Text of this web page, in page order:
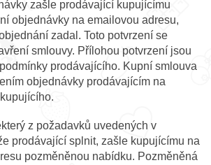
zašle prodávající kupujícímu
objednávky na emailovou adresu,
zadal. Toto potvrzení se
smlouvy. Přílohou potvrzení jsou
prodávajícího. Kupní smlouva
objednávky prodávajícím na
z požadavků uvedených v
prodávající splnit, zašle kupujícímu na
pozměněnou nabídku. Pozměněná